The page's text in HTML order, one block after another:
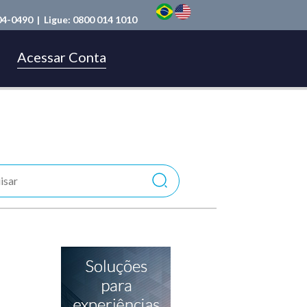
0490 | Ligue: 0800 014 1010
Acessar Conta